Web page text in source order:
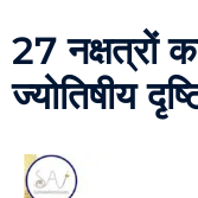
27 नक्षत्रों
ज्योतिषीय